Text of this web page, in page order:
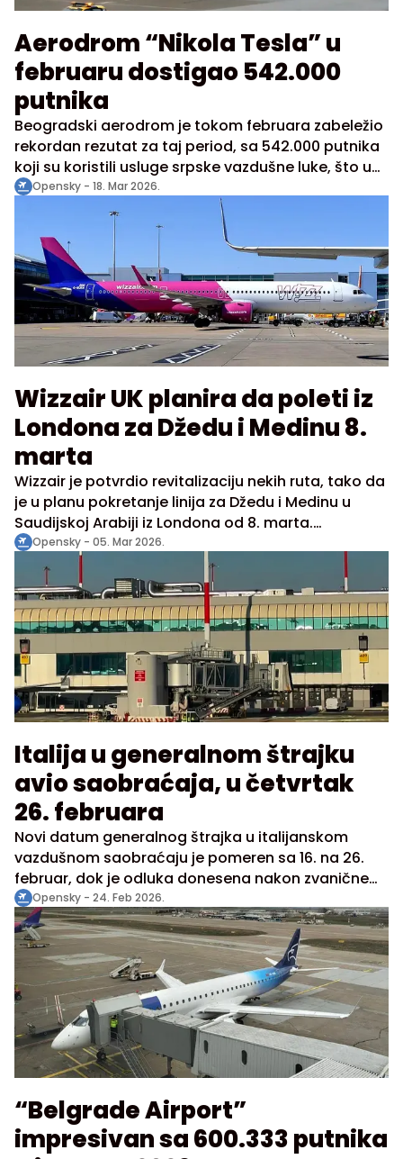
Aerodrom “Nikola Tesla” u
februaru dostigao 542.000
putnika
Beogradski aerodrom je tokom februara zabeležio
rekordan rezutat za taj period, sa 542.000 putnika
koji su koristili usluge srpske vazdušne luke, što u
isto vreme predstavlja i povećanje od 9,4% u
poređenju sa istim mesecom prošle godine. Ukupni
rast od početka godine iznosi 7,9% što izdvaja
Beograd u jedan od aerodroma sistema „Vinci
airports“ sa najvećim trendom rasta.
Opensky - 18. Mar 2026.
Wizzair UK planira da poleti iz
Londona za Džedu i Medinu 8.
marta
Wizzair je potvrdio revitalizaciju nekih ruta, tako da
je u planu pokretanje linija za Džedu i Medinu u
Saudijskoj Arabiji iz Londona od 8. marta.
Suspenzija ostalih Bliskoistočnih destinacija ostaje
i dalje bez noviteta, pa će letovi iz i za Tel Aviv,
Dubai, Abu Dabi i Aman biti produženi do 15. marta.
Opensky - 05. Mar 2026.
Italija u generalnom štrajku
avio saobraćaja, u četvrtak
26. februara
Novi datum generalnog štrajka u italijanskom
vazdušnom saobraćaju je pomeren sa 16. na 26.
februar, dok je odluka donesena nakon zvanične
intervencije Ministarstva saobraćaja u Rimu. Vlada
je iskoristila zakonsko pravo pomeranja obustave
letova kako bi sprečila velike poremećaje tokom
Zimskih olimpijskih igara u Milanu, sa prioritetom
očuvanja funkcionisanja ključnih aerodromskih
centara i kontinuiteta javnih usluga, dok je
poseban fokus svakako bio na aerodromima Rim-
Fiumićino, Milano- Malpensa i Milano-Linate.
Opensky - 24. Feb 2026.
“Belgrade Airport”
impresivan sa 600.333 putnika